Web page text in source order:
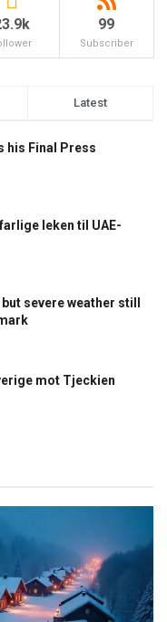
99
Subscriber
Latest
his Final Press
leken til UAE-
severe weather still
mot Tjeckien